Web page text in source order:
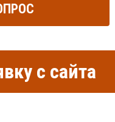
с сайта